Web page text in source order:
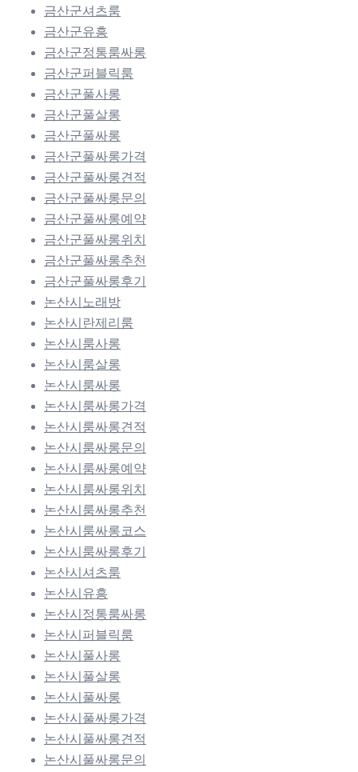
금산군셔츠룸
금산군유흥
금산군정통룸싸롱
금산군퍼블릭룸
금산군풀사롱
금산군풀살롱
금산군풀싸롱
금산군풀싸롱가격
금산군풀싸롱견적
금산군풀싸롱문의
금산군풀싸롱예약
금산군풀싸롱위치
금산군풀싸롱추천
금산군풀싸롱후기
논산시노래방
논산시란제리룸
논산시룸사롱
논산시룸살롱
논산시룸싸롱
논산시룸싸롱가격
논산시룸싸롱견적
논산시룸싸롱문의
논산시룸싸롱예약
논산시룸싸롱위치
논산시룸싸롱추천
논산시룸싸롱코스
논산시룸싸롱후기
논산시셔츠룸
논산시유흥
논산시정통룸싸롱
논산시퍼블릭룸
논산시풀사롱
논산시풀살롱
논산시풀싸롱
논산시풀싸롱가격
논산시풀싸롱견적
논산시풀싸롱문의